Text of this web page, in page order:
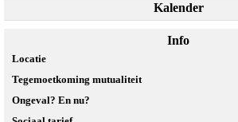
Kalender
Info
Locatie
Tegemoetkoming mutualiteit
Ongeval? En nu?